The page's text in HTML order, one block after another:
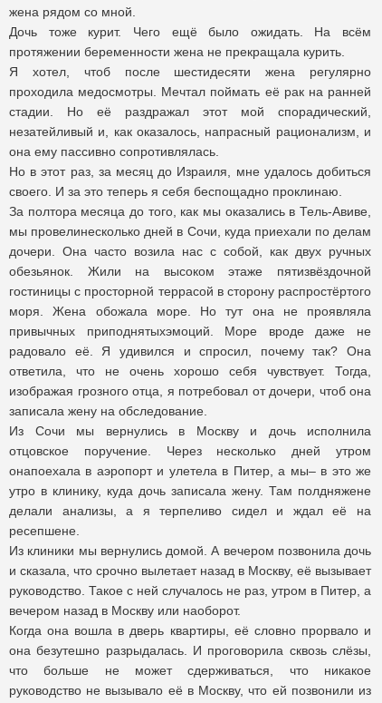
жена рядом со мной.
Дочь тоже курит. Чего ещё было ожидать. На всём
протяжении беременности жена не прекращала курить.
Я хотел, чтоб после шестидесяти жена регулярно
проходила медосмотры. Мечтал поймать её рак на ранней
стадии. Но её раздражал этот мой спорадический,
незатейливый и, как оказалось, напрасный рационализм, и
она ему пассивно сопротивлялась.
Но в этот раз, за месяц до Израиля, мне удалось добиться
своего. И за это теперь я себя беспощадно проклинаю.
За полтора месяца до того, как мы оказались в Тель-Авиве,
мы провелинесколько дней в Сочи, куда приехали по делам
дочери. Она часто возила нас с собой, как двух ручных
обезьянок. Жили на высоком этаже пятизвёздочной
гостиницы с просторной террасой в сторону распростёртого
моря. Жена обожала море. Но тут она не проявляла
привычных приподнятыхэмоций. Море вроде даже не
радовало её. Я удивился и спросил, почему так? Она
ответила, что не очень хорошо себя чувствует. Тогда,
изображая грозного отца, я потребовал от дочери, чтоб она
записала жену на обследование.
Из Сочи мы вернулись в Москву и дочь исполнила
отцовское поручение. Через несколько дней утром
онапоехала в аэропорт и улетела в Питер, а мы– в это же
утро в клинику, куда дочь записала жену. Там полдняжене
делали анализы, а я терпеливо сидел и ждал её на
ресепшене.
Из клиники мы вернулись домой. А вечером позвонила дочь
и сказала, что срочно вылетает назад в Москву, её вызывает
руководство. Такое с ней случалось не раз, утром в Питер, а
вечером назад в Москву или наоборот.
Когда она вошла в дверь квартиры, её словно прорвало и
она безутешно разрыдалась. И проговорила сквозь слёзы,
что больше не может сдерживаться, что никакое
руководство не вызывало её в Москву, что ей позвонили из